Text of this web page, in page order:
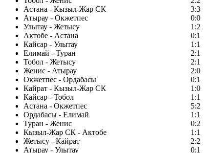
Астана - Кызыл-Жар СК
3:3
Атырау - Окжетпес
0:0
Улытау - Жетысу
1:2
Актобе - Астана
0:1
Кайсар - Улытау
1:1
Елимай - Туран
2:1
Тобол - Жетысу
2:1
Женис - Атырау
2:0
Окжетпес - Ордабасы
0:1
Кайрат - Кызыл-Жар СК
1:0
Кайсар - Тобол
1:1
Астана - Окжетпес
5:2
Ордабасы - Елимай
1:1
Туран - Женис
0:2
Кызыл-Жар СК - Актобе
1:1
Жетысу - Кайрат
2:2
Атырау - Улытау
0:1